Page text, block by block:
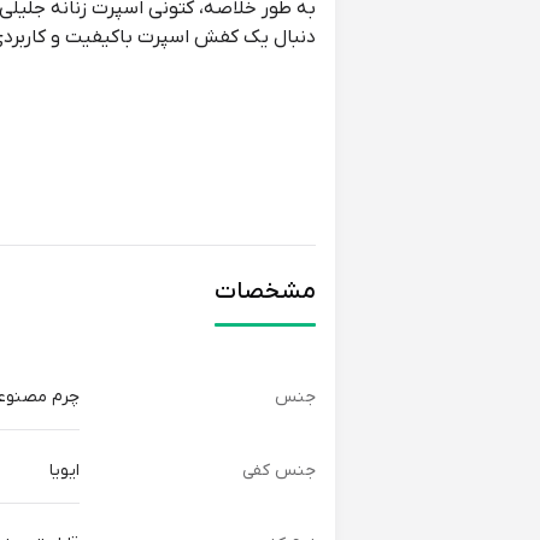
دنبال یک کفش اسپرت باکیفیت و
مشخصات
جنس چرم
جنس کفی ایویا